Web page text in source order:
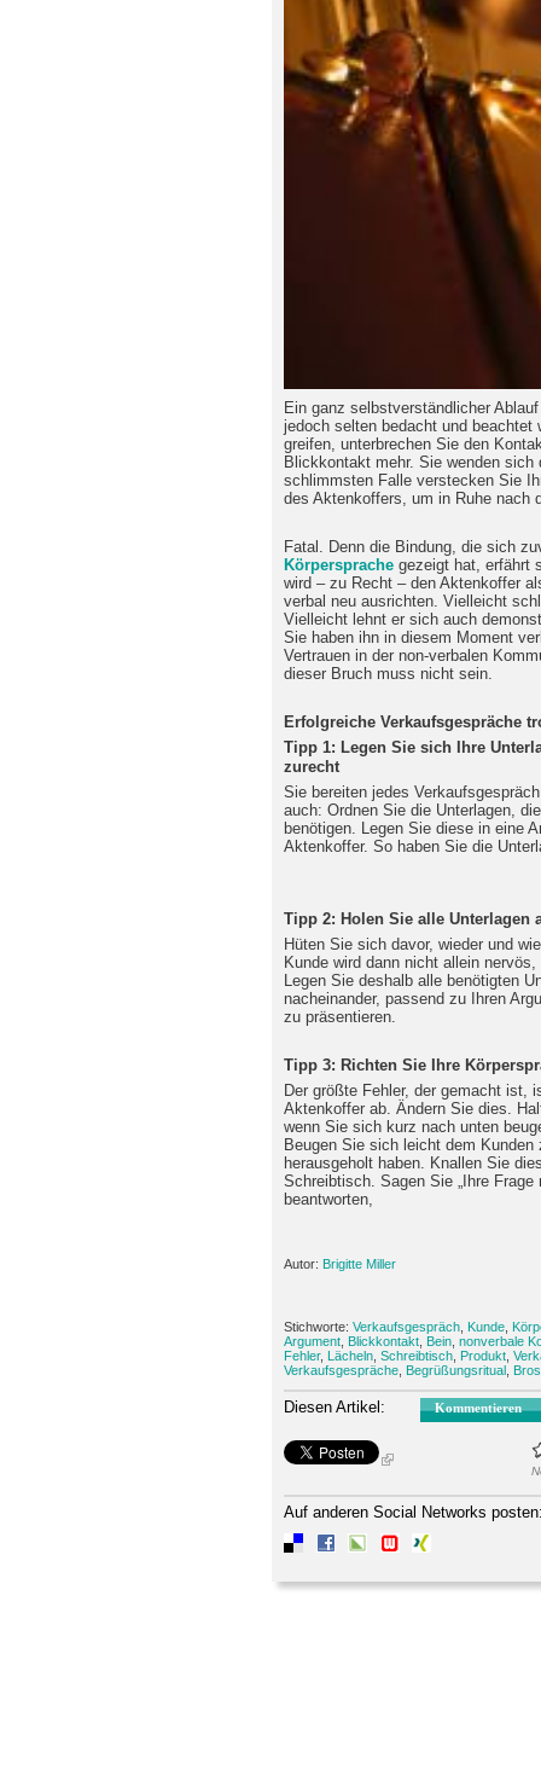
Ein ganz selbstverständlicher
jedoch selten bedacht und
greifen, unterbrechen Sie den
Blickkontakt mehr. Sie wenden
schlimmsten Falle verstecken Sie
des Aktenkoffers, um in Ruhe nach
Fatal. Denn die Bindung, die sich
Körpersprache gezeigt hat, erfährt
wird – zu Recht – den Aktenkoffer
verbal neu ausrichten. Vielleicht
Vielleicht lehnt er sich auch
Sie haben ihn in diesem Moment
Vertrauen in der non-verbalen
dieser Bruch muss nicht sein.
Erfolgreiche Verkaufsgespräche
Tipp 1: Legen Sie sich Ihre
zurecht
Sie bereiten jedes
auch: Ordnen Sie die Unterlagen,
benötigen. Legen Sie diese in eine
Aktenkoffer. So haben Sie die
Tipp 2: Holen Sie alle Unterlagen
Hüten Sie sich davor, wieder und
Kunde wird dann nicht allein
Legen Sie deshalb alle benötigten
nacheinander, passend zu Ihren
zu präsentieren.
Tipp 3: Richten Sie Ihre
Der größte Fehler, der gemacht ist,
Aktenkoffer ab. Ändern Sie dies.
wenn Sie sich kurz nach unten
Beugen Sie sich leicht dem
herausgeholt haben. Knallen Sie
Schreibtisch. Sagen Sie „Ihre
beantworten,
Autor: Brigitte Miller
Stichworte: Verkaufsgespräch Kunde
Argument Blickkontakt Bein nonverbale
Fehler, Lächeln Schreibtisch Produkt
Verkaufsgespräche Begrüßungsritual
Diesen Artikel: Kommentieren
Auf anderen Social Networks